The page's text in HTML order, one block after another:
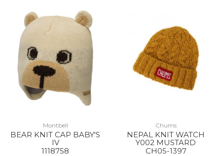
Montbell
BEAR KNIT CAP BABY'S
IV
1118758
Chums
NEPAL KNIT WATCH
Y002 MUSTARD
CH05-1397